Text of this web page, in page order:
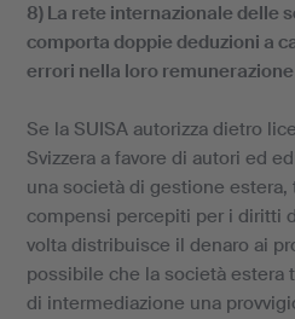
8) La rete internazionale delle
comporta doppie deduzioni a
errori nella loro remunerazione
Se la SUISA autorizza dietro
Svizzera a favore di autori ed
una società di gestione
compensi percepiti per i diritti
volta distribuisce il denaro ai
possibile che la società estera
di intermediazione una